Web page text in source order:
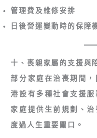
管理費及維修安排
日後營運變動時的保障
十、喪親家屬的支援與
部分家庭在治喪期間
港設有多種社會支援
家庭提供生前規劃、
度過人生重要關口。